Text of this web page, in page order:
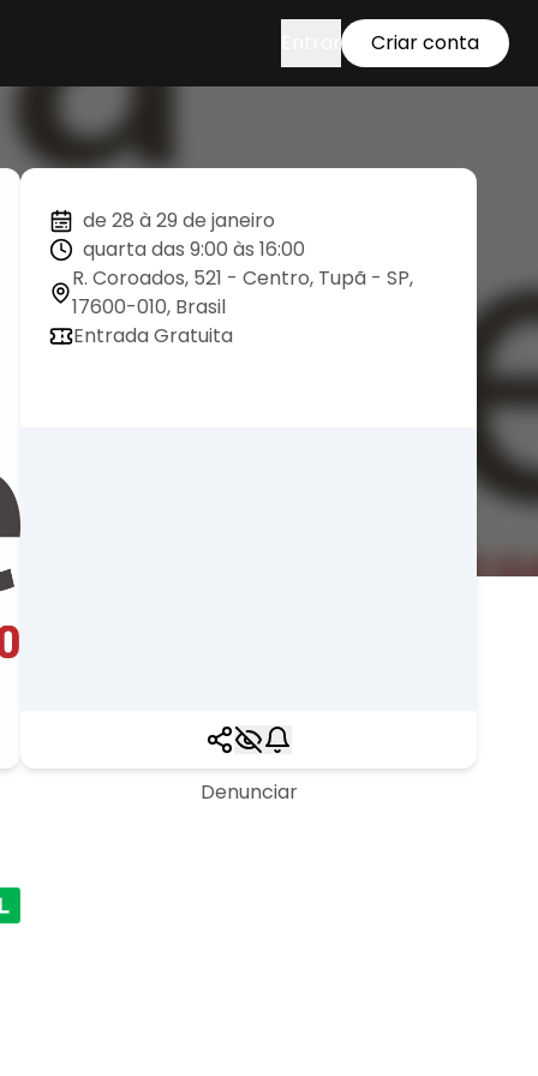
Criar conta
de 28 à 29 de janeiro
quarta das 9:00 às 16:00
R. Coroados, 521 - Centro, Tupã - SP,
17600-010, Brasil
Entrada Gratuita
Denunciar